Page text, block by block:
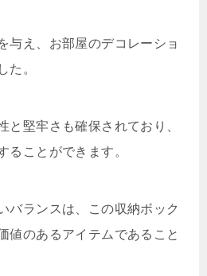
与え、お部屋のデコレーショ
た。
と堅牢さも確保されており、
ることができます。
バランスは、この収納ボック
値のあるアイテムであること